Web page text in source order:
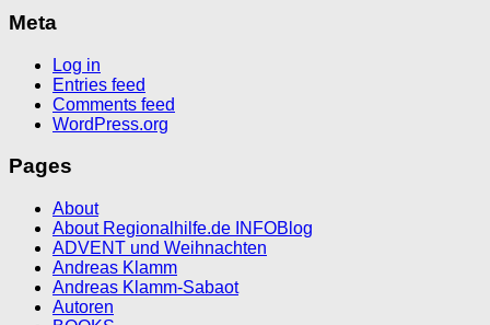
Meta
Log in
Entries feed
Comments feed
WordPress.org
Pages
About
About Regionalhilfe.de INFOBlog
ADVENT und Weihnachten
Andreas Klamm
Andreas Klamm-Sabaot
Autoren